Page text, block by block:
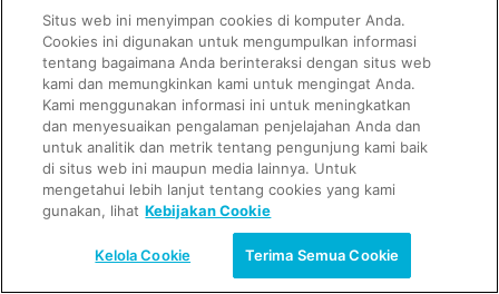
Spesial Buatmu! Sekarang Bisa Lebih Tenang Pakai Pinjaman Tunai
GoPay Pinjam
Situs web ini menyimpan cookies di komputer Anda.
Cookies ini digunakan untuk mengumpulkan informasi
tentang bagaimana Anda berinteraksi dengan situs web
kami dan memungkinkan kami untuk mengingat Anda.
Kami menggunakan informasi ini untuk meningkatkan
dan menyesuaikan pengalaman penjelajahan Anda dan
untuk analitik dan metrik tentang pengunjung kami baik
di situs web ini maupun media lainnya. Untuk
mengetahui lebih lanjut tentang cookies yang kami
gunakan, lihat Kebijakan Cookie
Kelola Cookie Terima Semua Cookie